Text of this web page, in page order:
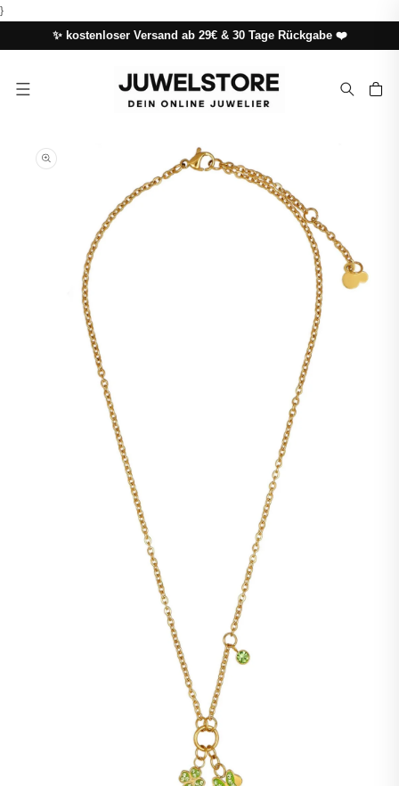
}
INHALT✨ kostenloser Versand ab 29€ & 30 Tage Rückgabe ❤️